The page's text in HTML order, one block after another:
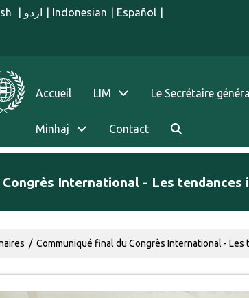
اردو Indonesian Español
Accueil LIM Le Secrétaire
Minhaj Contact
Congrès International - Les
Communiqué final du Congrès International -